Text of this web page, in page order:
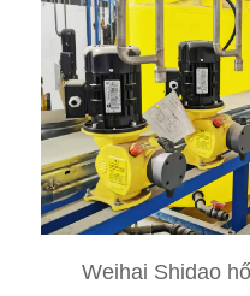
Weihai Shidao